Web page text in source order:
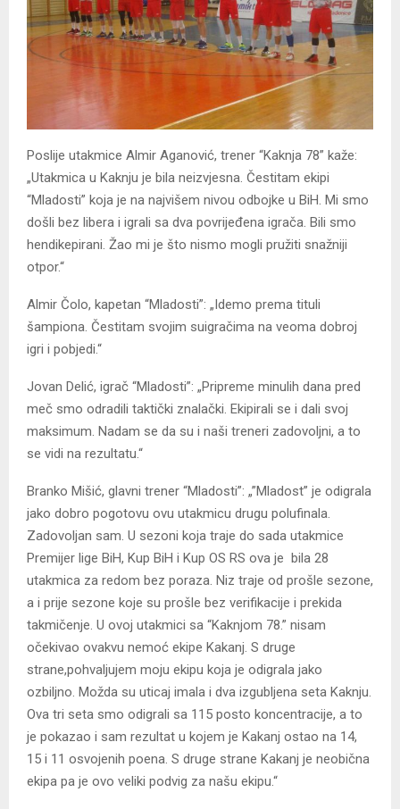
Poslije utakmice Almir Aganović, trener “Kaknja 78” kaže:
„Utakmica u Kaknju je bila neizvjesna. Čestitam ekipi
“Mladosti” koja je na najvišem nivou odbojke u BiH. Mi smo
došli bez libera i igrali sa dva povrijeđena igrača. Bili smo
hendikepirani. Žao mi je što nismo mogli pružiti snažniji
otpor.“
Almir Čolo, kapetan “Mladosti”: „Idemo prema tituli
šampiona. Čestitam svojim suigračima na veoma dobroj
igri i pobjedi.“
Jovan Delić, igrač “Mladosti”: „Pripreme minulih dana pred
meč smo odradili taktički znalački. Ekipirali se i dali svoj
maksimum. Nadam se da su i naši treneri zadovoljni, a to
se vidi na rezultatu.“
Branko Mišić, glavni trener “Mladosti”: „”Mladost” je odigrala
jako dobro pogotovu ovu utakmicu drugu polufinala.
Zadovoljan sam. U sezoni koja traje do sada utakmice
Premijer lige BiH, Kup BiH i Kup OS RS ova je bila 28
utakmica za redom bez poraza. Niz traje od prošle sezone,
a i prije sezone koje su prošle bez verifikacije i prekida
takmičenje. U ovoj utakmici sa “Kaknjom 78.” nisam
očekivao ovakvu nemoć ekipe Kakanj. S druge
strane,pohvaljujem moju ekipu koja je odigrala jako
ozbiljno. Možda su uticaj imala i dva izgubljena seta Kaknju.
Ova tri seta smo odigrali sa 115 posto koncentracije, a to
je pokazao i sam rezultat u kojem je Kakanj ostao na 14,
15 i 11 osvojenih poena. S druge strane Kakanj je neobična
ekipa pa je ovo veliki podvig za našu ekipu.“